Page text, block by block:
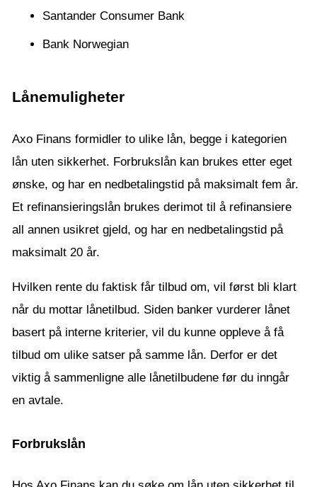
Santander Consumer Bank
Bank Norwegian
Lånemuligheter
Axo Finans formidler to ulike lån, begge i kategorien
lån uten sikkerhet. Forbrukslån kan brukes etter eget
ønske, og har en nedbetalingstid på maksimalt fem år.
Et refinansieringslån brukes derimot til å refinansiere
all annen usikret gjeld, og har en nedbetalingstid på
maksimalt 20 år.
Hvilken rente du faktisk får tilbud om, vil først bli klart
når du mottar lånetilbud. Siden banker vurderer lånet
basert på interne kriterier, vil du kunne oppleve å få
tilbud om ulike satser på samme lån. Derfor er det
viktig å sammenligne alle lånetilbudene før du inngår
en avtale.
Forbrukslån